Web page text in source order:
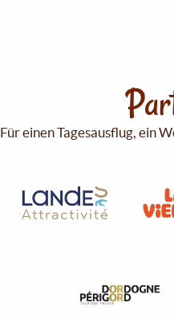
Für einen Tagesausflug, ein